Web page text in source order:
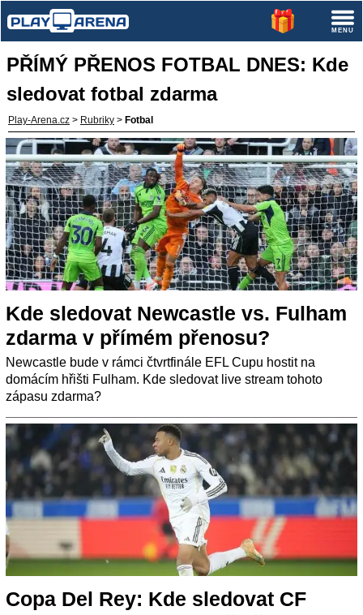
PŘÍMÝ PŘENOS FOTBAL DNES: Kde
sledovat fotbal zdarma
Play-Arena.cz > Rubriky > Fotbal
Kde sledovat Newcastle vs. Fulham
zdarma v přímém přenosu?
Newcastle bude v rámci čtvrtfinále EFL Cupu hostit na
domácím hřišti Fulham. Kde sledovat live stream tohoto
zápasu zdarma?
Copa Del Rey: Kde sledovat CF